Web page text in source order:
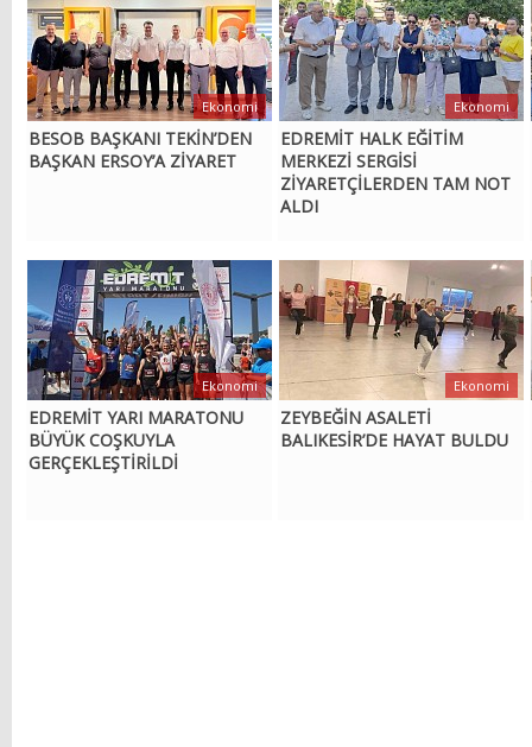
BESOB BAŞKANI TEKİN’DEN
BAŞKAN ERSOY’A ZİYARET
Ekonomi
EDREMİT HALK EĞİTİM
MERKEZİ SERGİSİ
ZİYARETÇİLERDEN TAM NOT
ALDI
Ekonomi
EDREMİT YARI MARATONU
BÜYÜK COŞKUYLA
GERÇEKLEŞTİRİLDİ
Ekonomi
ZEYBEĞİN ASALETİ
BALIKESİR’DE HAYAT BULDU
Ekonomi